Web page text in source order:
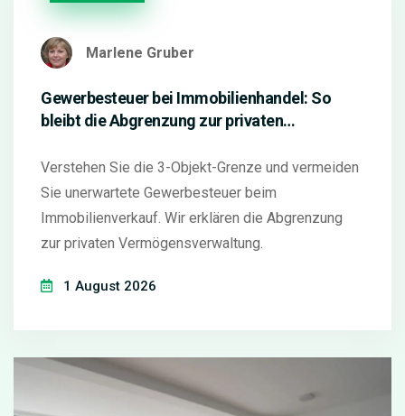
Marlene Gruber
Gewerbesteuer bei Immobilienhandel: So
bleibt die Abgrenzung zur privaten
Verstehen Sie die 3-Objekt-Grenze und vermeiden
Sie unerwartete Gewerbesteuer beim
Immobilienverkauf. Wir erklären die Abgrenzung
zur privaten Vermögensverwaltung.
1 August 2026